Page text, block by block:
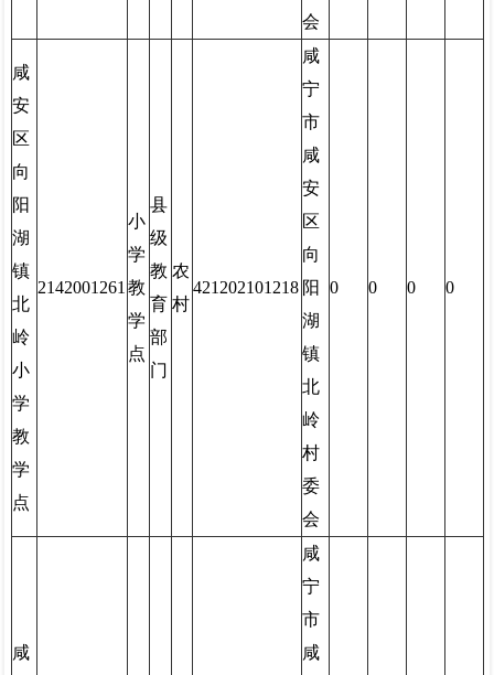
会
咸
安
区
向
阳
湖
镇
北
岭
小
学
教
学
点
2142001261
小
学
教
学
点
县
级
教
育
部
门
农
村
421202101218
咸
宁
市
咸
安
区
向
阳
湖
镇
北
岭
村
委
会
0 0 0 0
咸
咸
宁
市
咸